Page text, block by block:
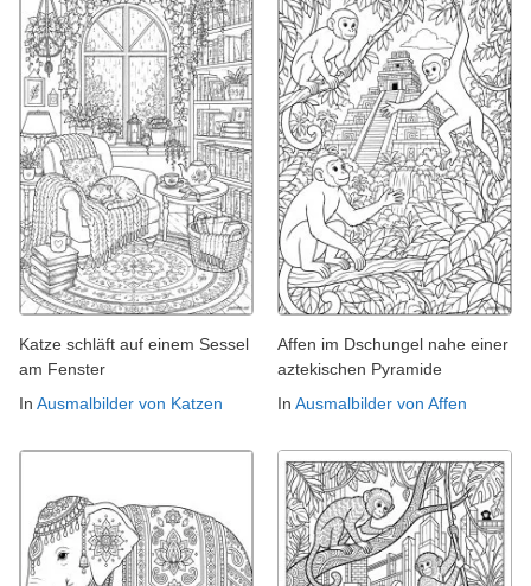
Katze schläft auf einem Sessel
am Fenster
In Ausmalbilder von Katzen
Affen im Dschungel nahe einer
aztekischen Pyramide
In Ausmalbilder von Affen